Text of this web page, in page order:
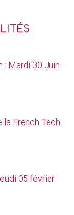
: Mardi 30 Juin
la French Tech
05 février